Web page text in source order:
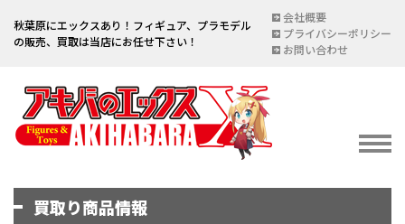
秋葉原にエックスあり！フィギュア、プラモデル
の販売、買取は当店にお任せ下さい！
会社概要
プライバシーポリシー
お問い合わせ
イベント情報
買取り商品情報